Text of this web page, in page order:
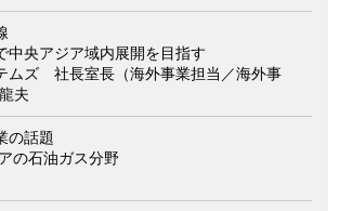
中央アジア域内展開を目指す
ムズ 社長室長（海外事業担当／海外事
夫
の話題
の石油ガス分野